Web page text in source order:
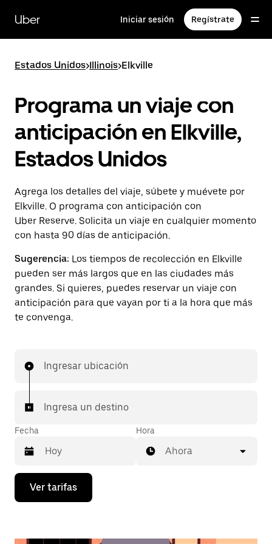
contenido
principal
Uber Iniciar sesión Regístrate
Estados Unidos>Illinois>Elkville
Programa un viaje con
anticipación en Elkville,
Estados Unidos
Agrega los detalles del viaje, súbete y muévete por
Elkville. O programa con anticipación con
Uber Reserve. Solicita un viaje en cualquier momento
con hasta 90 días de anticipación.
Sugerencia: Los tiempos de recolección en Elkville
pueden ser más largos que en las ciudades más
grandes. Si quieres, puedes reservar un viaje con
anticipación para que vayan por ti a la hora que más
te convenga.
Ingresar ubicación
Ingresa un destino
Fecha
Presiona
flecha
Hora
Ahora
Ver tarifas